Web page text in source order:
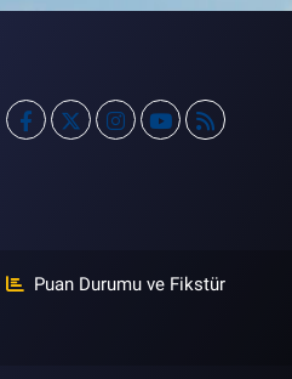
Puan Durumu ve Fikstür